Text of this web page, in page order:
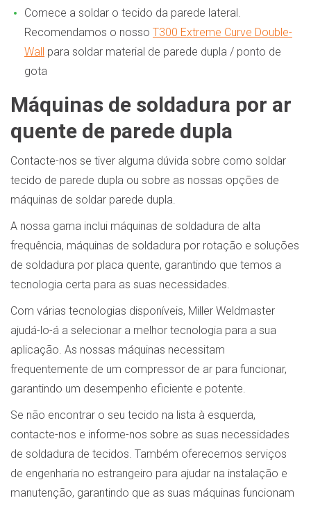
Comece a soldar o tecido da parede lateral.
Recomendamos o nosso T300 Extreme Curve Double-
Wall para soldar material de parede dupla / ponto de
gota
Máquinas de soldadura por ar
quente de parede dupla
Contacte-nos se tiver alguma dúvida sobre como soldar
tecido de parede dupla ou sobre as nossas opções de
máquinas de soldar parede dupla.
A nossa gama inclui máquinas de soldadura de alta
frequência, máquinas de soldadura por rotação e soluções
de soldadura por placa quente, garantindo que temos a
tecnologia certa para as suas necessidades.
Com várias tecnologias disponíveis, Miller Weldmaster
ajudá-lo-á a selecionar a melhor tecnologia para a sua
aplicação. As nossas máquinas necessitam
frequentemente de um compressor de ar para funcionar,
garantindo um desempenho eficiente e potente.
Se não encontrar o seu tecido na lista à esquerda,
contacte-nos e informe-nos sobre as suas necessidades
de soldadura de tecidos. Também oferecemos serviços
de engenharia no estrangeiro para ajudar na instalação e
manutenção, garantindo que as suas máquinas funcionam